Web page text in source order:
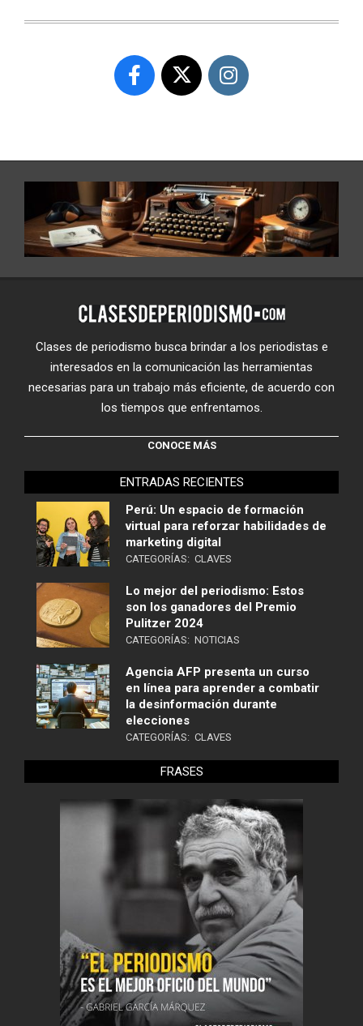
Clases de periodismo busca brindar a los periodistas e
interesados en la comunicación las herramientas
necesarias para un trabajo más eficiente, de acuerdo con
los tiempos que enfrentamos.
CONOCE MÁS
ENTRADAS RECIENTES
Perú: Un espacio de formación
virtual para reforzar habilidades de
marketing digital
CATEGORÍAS: CLAVES
Lo mejor del periodismo: Estos
son los ganadores del Premio
Pulitzer 2024
CATEGORÍAS: NOTICIAS
Agencia AFP presenta un curso
en línea para aprender a combatir
la desinformación durante
elecciones
CATEGORÍAS: CLAVES
FRASES